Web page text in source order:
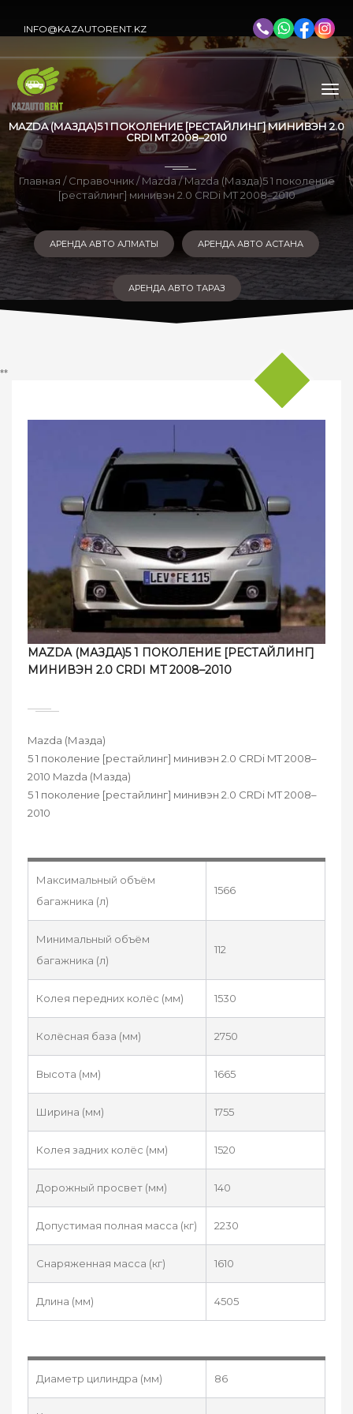
INFO@KAZAUTORENT.KZ
MAZDA (МАЗДА)5 1 ПОКОЛЕНИЕ [РЕСТАЙЛИНГ] МИНИВЭН 2.0
CRDI MT 2008–2010
Главная /Справочник/Mazda/ Mazda (Мазда)5 1 поколение
[рестайлинг] минивэн 2.0 CRDi MT 2008–2010
АРЕНДА АВТО АЛМАТЫ АРЕНДА АВТО АСТАНА
АРЕНДА АВТО ТАРАЗ
**
MAZDA (МАЗДА)5 1 ПОКОЛЕНИЕ [РЕСТАЙЛИНГ]
МИНИВЭН 2.0 CRDI MT 2008–2010
Mazda (Мазда)
5 1 поколение [рестайлинг] минивэн 2.0 CRDi MT 2008–
2010 Mazda (Мазда)
5 1 поколение [рестайлинг] минивэн 2.0 CRDi MT 2008–
2010
Максимальный объём
багажника (л)
1566
Минимальный объём
багажника (л)
112
Колея передних колёс (мм) 1530
Колёсная база (мм) 2750
Высота (мм) 1665
Ширина (мм) 1755
Колея задних колёс (мм) 1520
Дорожный просвет (мм) 140
Допустимая полная масса (кг) 2230
Снаряженная масса (кг) 1610
Длина (мм) 4505
Диаметр цилиндра (мм) 86